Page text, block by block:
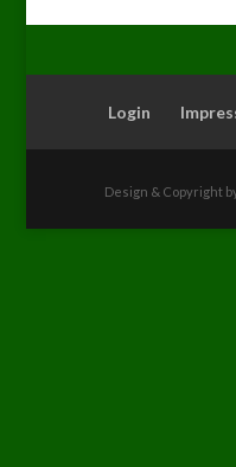
Login
Design & Copyright